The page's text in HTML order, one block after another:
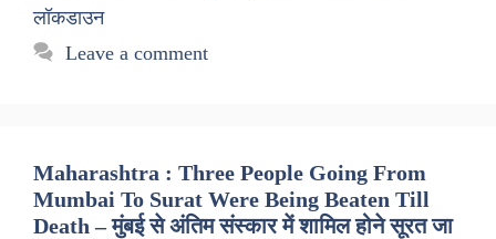
लॉकडाउन
Leave a comment
Maharashtra : Three People Going From
Mumbai To Surat Were Being Beaten Till
Death – मुंबई से अंतिम संस्कार में शामिल होने सूरत जा